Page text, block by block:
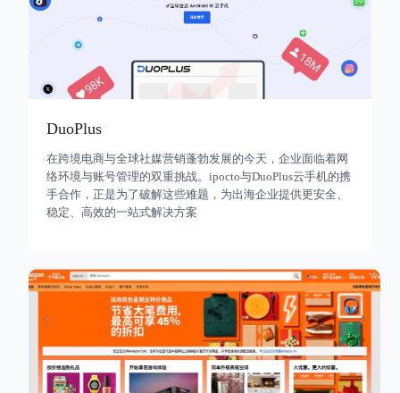
DuoPlus
在跨境电商与全球社媒营销蓬勃发展的今天，企业面临着网
络环境与账号管理的双重挑战。ipocto与DuoPlus云手机的携
手合作，正是为了破解这些难题，为出海企业提供更安全、
稳定、高效的一站式解决方案